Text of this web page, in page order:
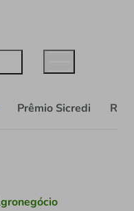
Prêmio Sicredi